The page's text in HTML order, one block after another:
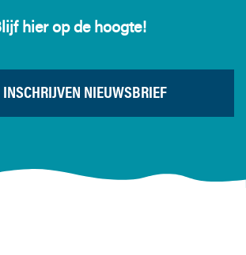
hier op de hoogte!
INSCHRIJVEN NIEUWSBRIEF